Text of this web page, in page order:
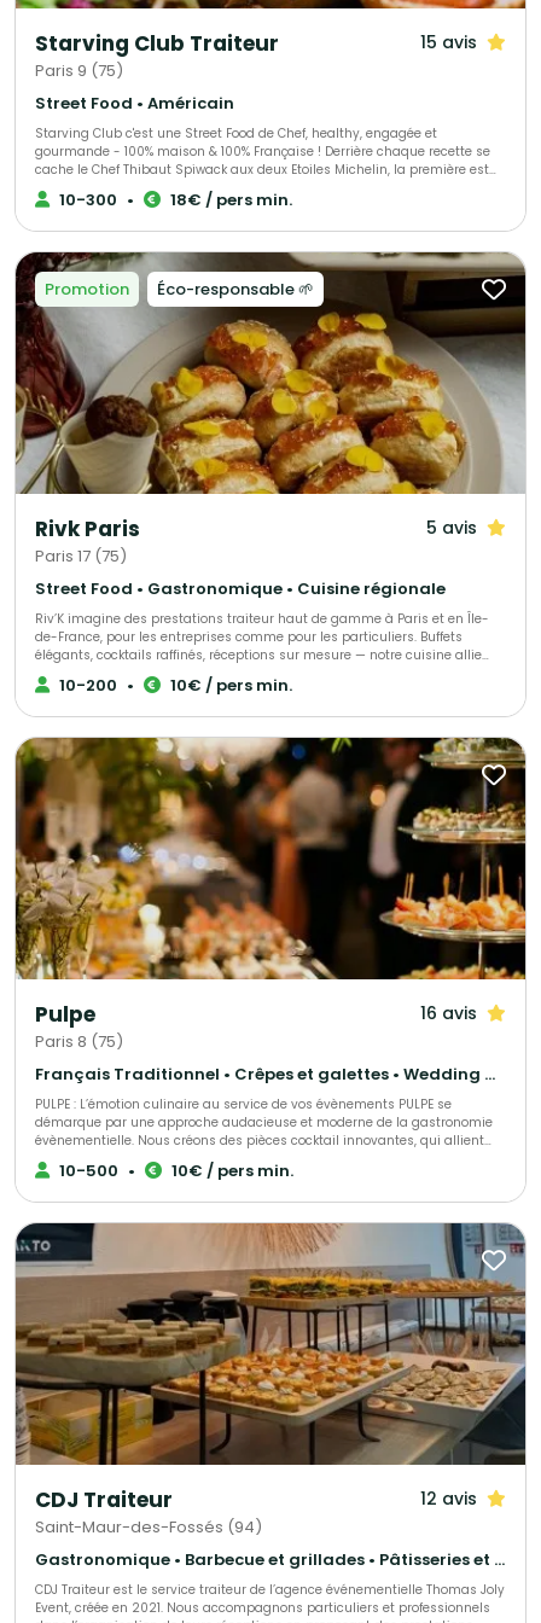
Starving Club Traiteur 15 avis
Paris 9 (75)
Street Food • Américain
Starving Club c'est une Street Food de Chef, healthy, engagée et
gourmande - 100% maison & 100% Française ! Derrière chaque recette se
cache le Chef Thibaut Spiwack aux deux Etoiles Michelin, la première est
Verte en récompense à son engagement pour une gastronomie durable
et responsable, la seconde, obtenue en 2023, pour sa cuisine moderne et
établissements, notre équipe se fera un plaisir de vous satisfaire ! Avec
Starving Club on se fait plaisir tout en respectant la planète :)
10-300 • 18€ / pers min.
Promotion Éco-responsable 🌱
Rivk Paris 5 avis
Paris 17 (75)
Street Food • Gastronomique • Cuisine régionale
Riv’K imagine des prestations traiteur haut de gamme à Paris et en Île-
de-France, pour les entreprises comme pour les particuliers. Buffets
élégants, cocktails raffinés, réceptions sur mesure — notre cuisine allie
générosité, précision et influences levantines. Traiteur parisien à votre
écoute, nous nous adaptons à toutes vos envies et à chaque occasion.
alimentaires. Pour compléter votre expérience, nous offrons également
une sélection de boissons maison, préparées avec soin.
10-200 • 10€ / pers min.
Pulpe 16 avis
Paris 8 (75)
Français Traditionnel • Crêpes et galettes • Wedding Cake
PULPE : L’émotion culinaire au service de vos évènements PULPE se
démarque par une approche audacieuse et moderne de la gastronomie
évènementielle. Nous créons des pièces cocktail innovantes, qui allient
esthétisme et saveurs authentiques. Fabriquées à J-1 pour une fraîcheur
maximale, nos créations sont pensées pour étonner vos invités à chaque
service soigné, pour que chaque réception – privée ou professionnelle –
soit parfaitement orchestrée. Avec PULPE, chaque détail compte et chaque
moment devient unique.
10-500 • 10€ / pers min.
CDJ Traiteur 12 avis
Saint-Maur-des-Fossés (94)
Gastronomique • Barbecue et grillades • Pâtisseries et desserts
CDJ Traiteur est le service traiteur de l’agence événementielle Thomas Joly
Event, créée en 2021. Nous accompagnons particuliers et professionnels